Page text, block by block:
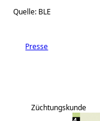
Quelle: BLE
Presse
Züchtungskunde